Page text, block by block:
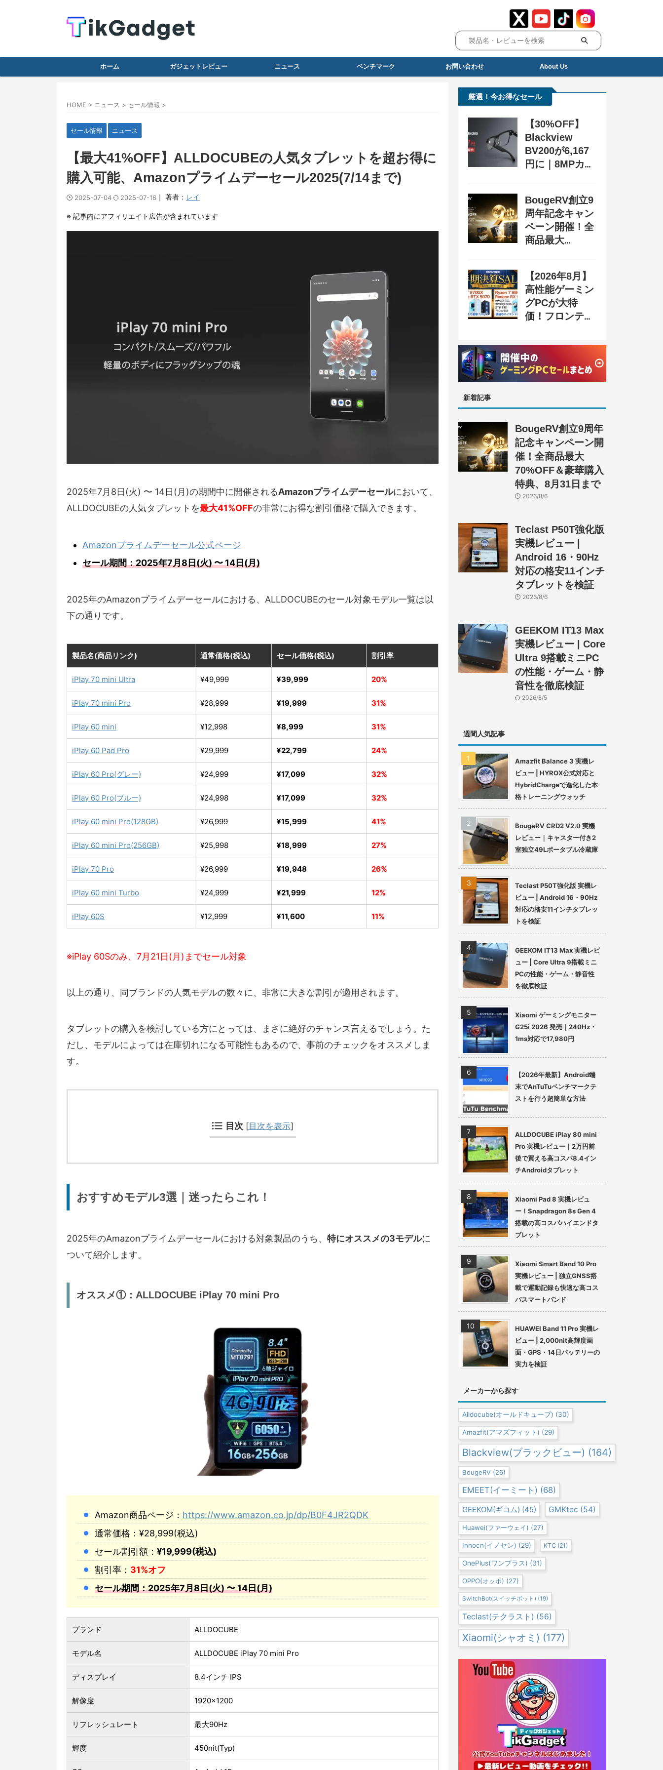
ホーム ガジェットレビュー ニュース ベンチマーク お問い合わせ About Us
HOME > ニュース > セール情報 >
セール情報 ニュース
【最大41%OFF】ALLDOCUBEの人気タブレットを超お得に
購入可能、Amazonプライムデーセール2025(7/14まで)
2025-07-04 2025-07-16 ｜ 著者： レイ
※ 記事内にアフィリエイト広告が含まれています
2025年7月8日(火) 〜 14日(月)の期間中に開催されるAmazonプライムデーセールにおいて、
ALLDOCUBEの人気タブレットを最大41%OFFの非常にお得な割引価格で購入できます。
Amazonプライムデーセール公式ページ
セール期間：2025年7月8日(火) 〜 14日(月)
2025年のAmazonプライムデーセールにおける、ALLDOCUBEのセール対象モデル一覧は以
下の通りです。
製品名(商品リンク) 通常価格(税込) セール価格(税込) 割引率
iPlay 70 mini Ultra ¥49,999 ¥39,999 20%
iPlay 70 mini Pro ¥28,999 ¥19,999 31%
iPlay 60 mini ¥12,998 ¥8,999 31%
iPlay 60 Pad Pro ¥29,999 ¥22,799 24%
iPlay 60 Pro(グレー) ¥24,999 ¥17,099 32%
iPlay 60 Pro(ブルー) ¥24,998 ¥17,099 32%
iPlay 60 mini Pro(128GB) ¥26,999 ¥15,999 41%
iPlay 60 mini Pro(256GB) ¥25,998 ¥18,999 27%
iPlay 70 Pro ¥26,999 ¥19,948 26%
iPlay 60 mini Turbo ¥24,999 ¥21,999 12%
iPlay 60S ¥12,999 ¥11,600 11%
※iPlay 60Sのみ、7月21日(月)までセール対象
以上の通り、同ブランドの人気モデルの数々に、非常に大きな割引が適用されます。
タブレットの購入を検討している方にとっては、まさに絶好のチャンス言えるでしょう。た
だし、モデルによっては在庫切れになる可能性もあるので、事前のチェックをオススメしま
す。
目次 [目次を表示]
おすすめモデル3選｜迷ったらこれ！
2025年のAmazonプライムデーセールにおける対象製品のうち、 特にオススメの3モデルに
ついて紹介します。
オススメ①：ALLDOCUBE iPlay 70 mini Pro
Amazon商品ページ： https://www.amazon.co.jp/dp/B0F4JR2QDK
通常価格：¥28,999(税込)
セール割引額： ¥19,999(税込)
割引率： 31%オフ
セール期間：2025年7月8日(火) 〜 14日(月)
ブランド ALLDOCUBE
モデル名 ALLDOCUBE iPlay 70 mini Pro
ディスプレイ 8.4インチ IPS
解像度 1920×1200
リフレッシュレート 最大90Hz
輝度 450nit(Typ)
厳選！今お得なセール
【30%OFF】
Blackview
BV200が6,167
円に｜8MPカメ
ン配布中
BougeRV創立9
周年記念キャン
ペーン開催！全
商品最大
31日まで
【2026年8月】
高性能ゲーミン
グPCが大特
価！フロンティ
SALE』開催、
セール情報まと
め
新着記事
BougeRV創立9周年
記念キャンペーン開
催！全商品最大
70%OFF＆豪華購入
特典、8月31日まで
2026/8/6
Teclast P50T強化版
実機レビュー |
Android 16・90Hz
対応の格安11インチ
タブレットを検証
2026/8/6
GEEKOM IT13 Max
実機レビュー | Core
Ultra 9搭載ミニPC
の性能・ゲーム・静
音性を徹底検証
2026/8/5
週間人気記事
Amazfit Balance 3 実機レ
ビュー | HYROX公式対応と
HybridChargeで進化した本
格トレーニングウォッチ
BougeRV CRD2 V2.0 実機
レビュー｜キャスター付き2
室独立49Lポータブル冷蔵庫
Teclast P50T強化版 実機レ
ビュー | Android 16・90Hz
対応の格安11インチタブレッ
トを検証
GEEKOM IT13 Max 実機レビ
ュー | Core Ultra 9搭載ミニ
PCの性能・ゲーム・静音性
を徹底検証
Xiaomi ゲーミングモニター
G25i 2026 発売｜240Hz・
1ms対応で17,980円
【2026年最新】Android端
末でAnTuTuベンチマークテ
ストを行う超簡単な方法
ALLDOCUBE iPlay 80 mini
Pro 実機レビュー｜2万円前
後で買える高コスパ8.4イン
チAndroidタブレット
Xiaomi Pad 8 実機レビュ
ー！Snapdragon 8s Gen 4
搭載の高コスパハイエンドタ
ブレット
Xiaomi Smart Band 10 Pro
実機レビュー | 独立GNSS搭
載で運動記録も快適な高コス
パスマートバンド
HUAWEI Band 11 Pro 実機レ
ビュー | 2,000nit高輝度画
面・GPS・14日バッテリーの
実力を検証
メーカーから探す
Alldocube(オールドキューブ) (30)
Amazfit(アマズフィット) (29)
Blackview(ブラックビュー) (164)
BougeRV (26)
EMEET(イーミート) (68)
GEEKOM(ギコム) (45) GMKtec (54)
Huawei(ファーウェイ) (27)
Innocn(イノセン) (29) KTC (21)
OnePlus(ワンプラス) (31)
OPPO(オッポ) (27)
SwitchBot(スイッチボット) (19)
Teclast(テクラスト) (56)
Xiaomi(シャオミ) (177)